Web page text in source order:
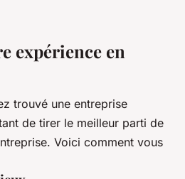
expérience en
trouvé une entreprise
de tirer le meilleur parti de
Voici comment vous